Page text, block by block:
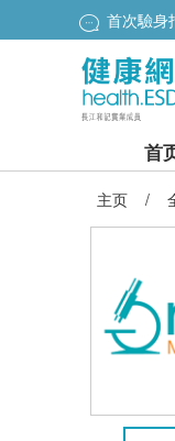
首次驗身
首
主页 /